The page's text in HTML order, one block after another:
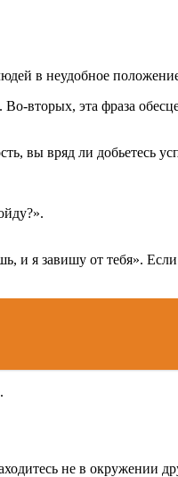
в неудобное
вторых, эта фраза
вы вряд ли добьетесь
и я завишу от тебя». Если
не в окружении